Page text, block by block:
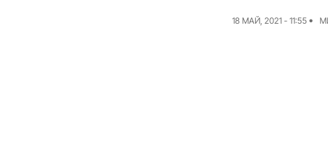
18 МАЙ, 2021 - 11:55